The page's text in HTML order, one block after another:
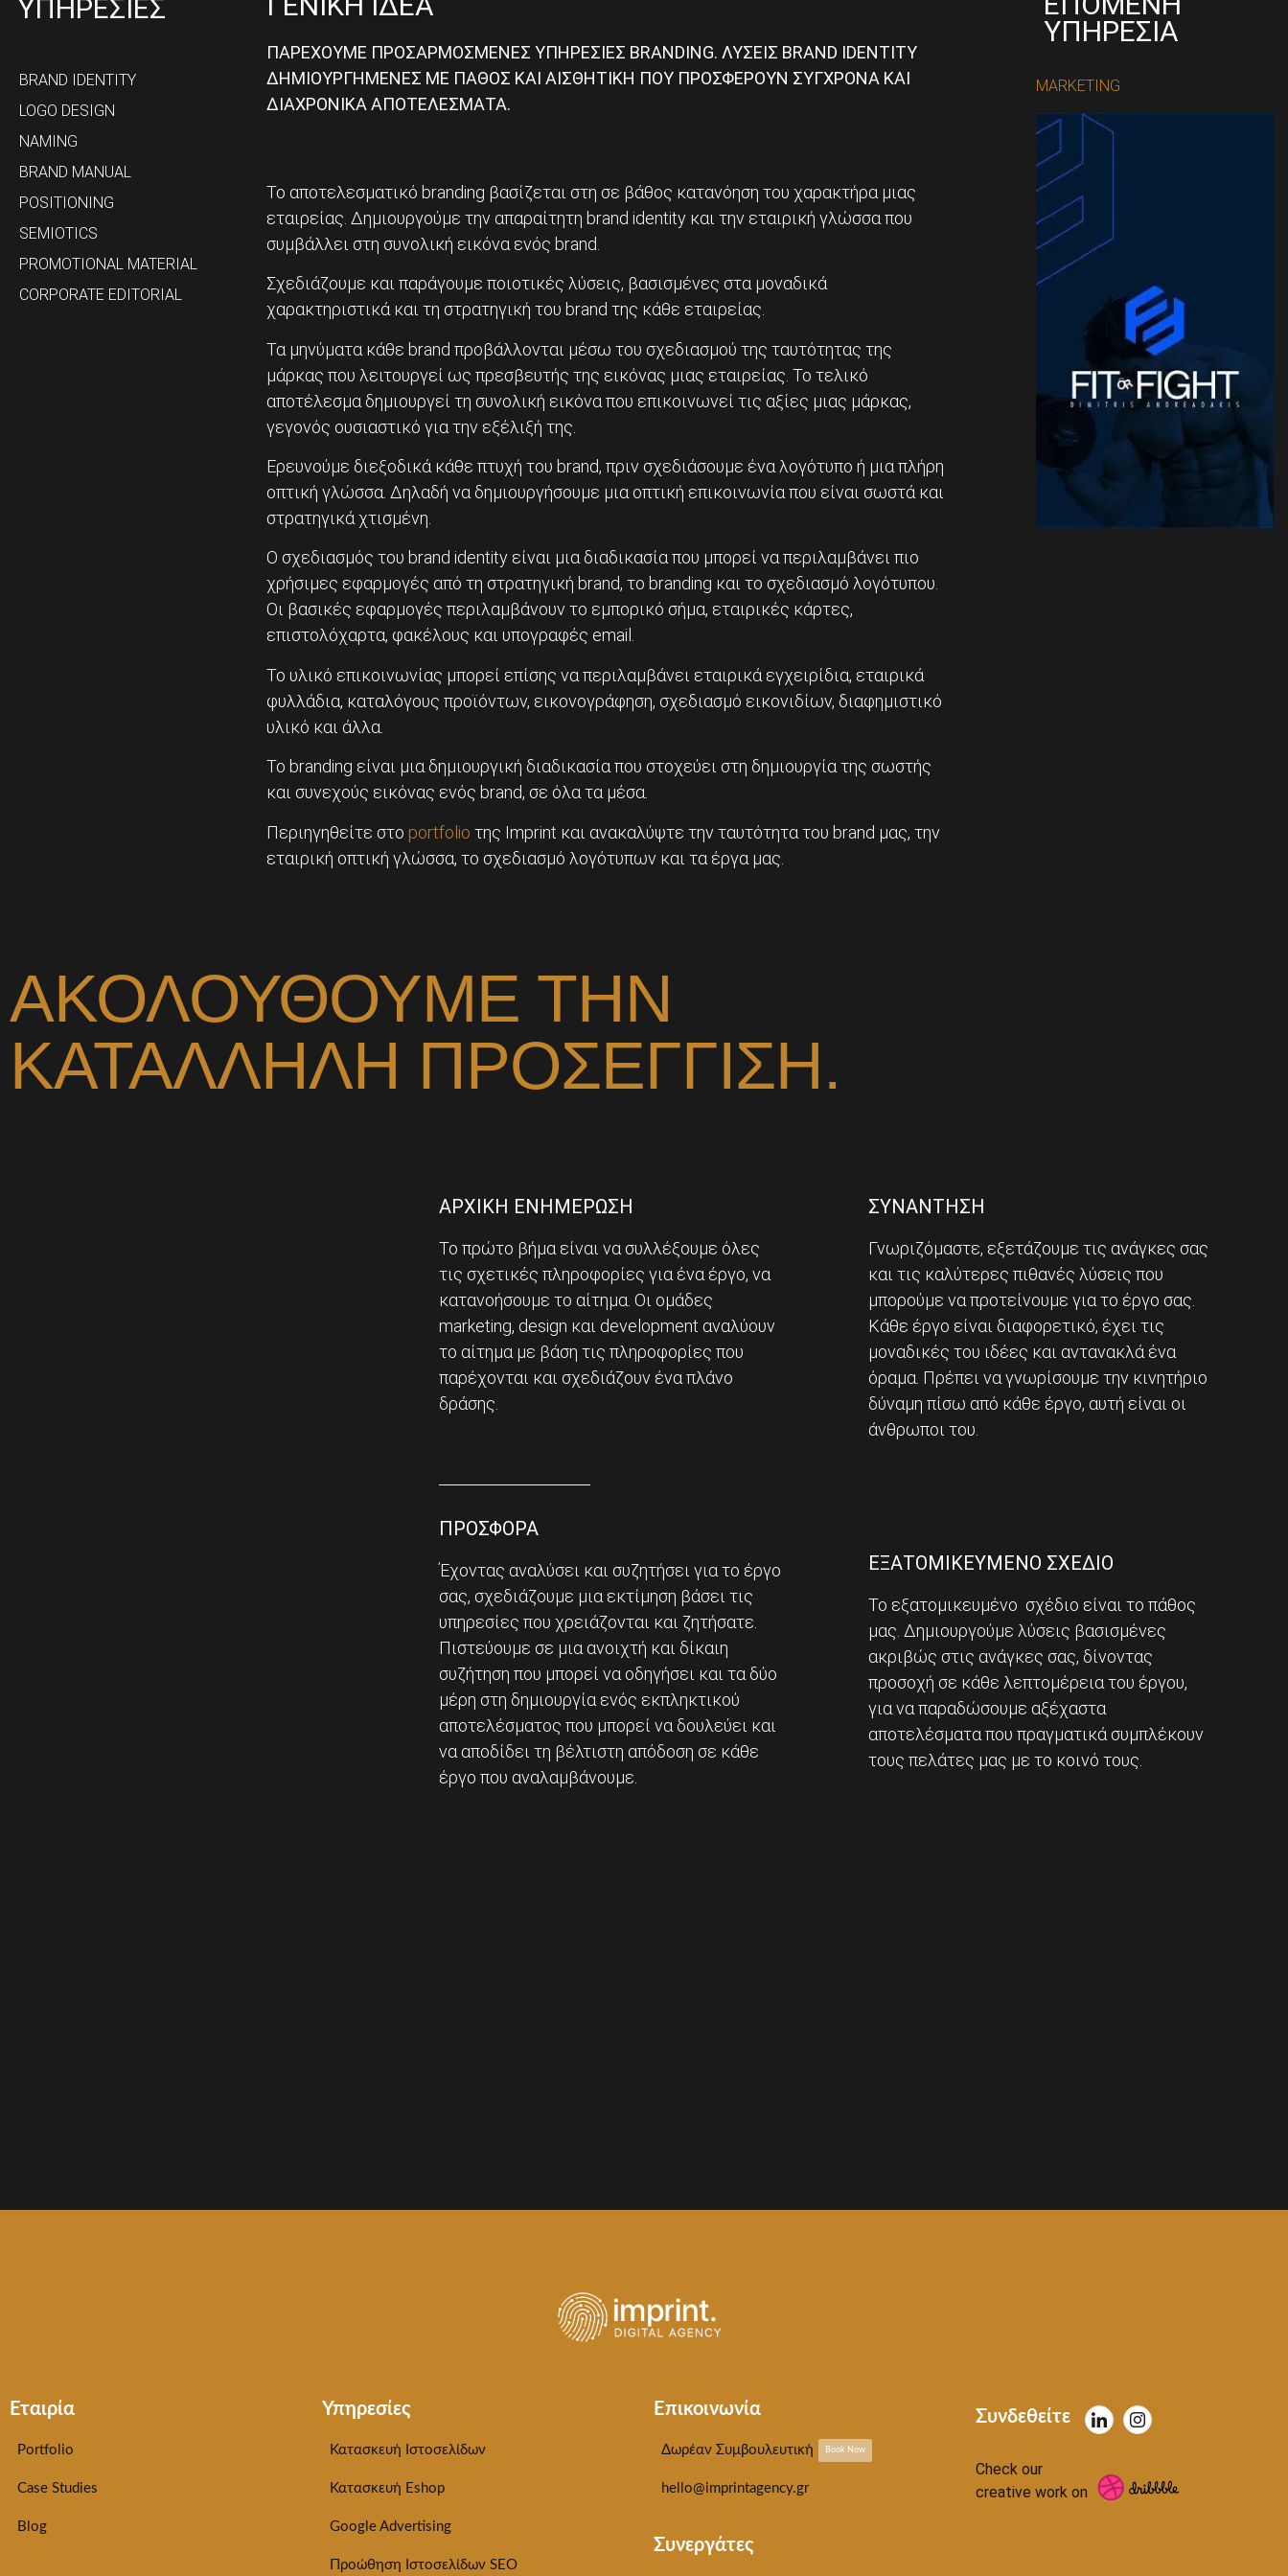
ΥΠΗΡΕΣΙΕΣ
BRAND IDENTITY
LOGO DESIGN
NAMING
BRAND MANUAL
POSITIONING
SEMIOTICS
PROMOTIONAL MATERIAL
CORPORATE EDITORIAL
ΠΑΡΕΧΟΥΜΕ ΠΡΟΣΑΡΜΟΣΜΕΝΕΣ ΥΠΗΡΕΣΙΕΣ BRANDING. ΛΥΣΕΙΣ BRAND IDENTITY
ΔΗΜΙΟΥΡΓΗΜΕΝΕΣ ΜΕ ΠΑΘΟΣ ΚΑΙ ΑΙΣΘΗΤΙΚΗ ΠΟΥ ΠΡΟΣΦΕΡΟΥΝ ΣΥΓΧΡΟΝΑ ΚΑΙ
ΔΙΑΧΡΟΝΙΚΑ ΑΠΟΤΕΛΕΣΜΑΤΑ.
Το αποτελεσματικό branding βασίζεται στη σε βάθος κατανόηση του χαρακτήρα μιας
εταιρείας. Δημιουργούμε την απαραίτητη brand identity και την εταιρική γλώσσα που
συμβάλλει στη συνολική εικόνα ενός brand.
Σχεδιάζουμε και παράγουμε ποιοτικές λύσεις, βασισμένες στα μοναδικά
χαρακτηριστικά και τη στρατηγική του brand της κάθε εταιρείας.
Τα μηνύματα κάθε brand προβάλλονται μέσω του σχεδιασμού της ταυτότητας της
μάρκας που λειτουργεί ως πρεσβευτής της εικόνας μιας εταιρείας. Το τελικό
αποτέλεσμα δημιουργεί τη συνολική εικόνα που επικοινωνεί τις αξίες μιας μάρκας,
γεγονός ουσιαστικό για την εξέλιξή της.
Ερευνούμε διεξοδικά κάθε πτυχή του brand, πριν σχεδιάσουμε ένα λογότυπο ή μια πλήρη
οπτική γλώσσα. Δηλαδή να δημιουργήσουμε μια οπτική επικοινωνία που είναι σωστά και
στρατηγικά χτισμένη.
Ο σχεδιασμός του brand identity είναι μια διαδικασία που μπορεί να περιλαμβάνει πιο
χρήσιμες εφαρμογές από τη στρατηγική brand, το branding και το σχεδιασμό λογότυπου.
Οι βασικές εφαρμογές περιλαμβάνουν το εμπορικό σήμα, εταιρικές κάρτες,
επιστολόχαρτα, φακέλους και υπογραφές email.
Το υλικό επικοινωνίας μπορεί επίσης να περιλαμβάνει εταιρικά εγχειρίδια, εταιρικά
φυλλάδια, καταλόγους προϊόντων, εικονογράφηση, σχεδιασμό εικονιδίων, διαφημιστικό
υλικό και άλλα.
Το branding είναι μια δημιουργική διαδικασία που στοχεύει στη δημιουργία της σωστής
και συνεχούς εικόνας ενός brand, σε όλα τα μέσα.
Περιηγηθείτε στο portfolio της Imprint και ανακαλύψτε την ταυτότητα του brand μας, την
εταιρική οπτική γλώσσα, το σχεδιασμό λογότυπων και τα έργα μας.
ΥΠΗΡΕΣΙΑ
MARKETING
ΑΚΟΛΟΥΘΟΥΜΕ ΤΗΝ
ΚΑΤΑΛΛΗΛΗ ΠΡΟΣΕΓΓΙΣΗ.
ΑΡΧΙΚΗ ΕΝΗΜΕΡΩΣΗ
Το πρώτο βήμα είναι να συλλέξουμε όλες
τις σχετικές πληροφορίες για ένα έργο, να
κατανοήσουμε το αίτημα. Οι ομάδες
marketing, design και development αναλύουν
το αίτημα με βάση τις πληροφορίες που
παρέχονται και σχεδιάζουν ένα πλάνο
δράσης.
ΠΡΟΣΦΟΡΑ
Έχοντας αναλύσει και συζητήσει για το έργο
σας, σχεδιάζουμε μια εκτίμηση βάσει τις
υπηρεσίες που χρειάζονται και ζητήσατε.
Πιστεύουμε σε μια ανοιχτή και δίκαιη
συζήτηση που μπορεί να οδηγήσει και τα δύο
μέρη στη δημιουργία ενός εκπληκτικού
αποτελέσματος που μπορεί να δουλεύει και
να αποδίδει τη βέλτιστη απόδοση σε κάθε
έργο που αναλαμβάνουμε.
ΣΥΝΑΝΤΗΣΗ
Γνωριζόμαστε, εξετάζουμε τις ανάγκες σας
και τις καλύτερες πιθανές λύσεις που
μπορούμε να προτείνουμε για το έργο σας.
Κάθε έργο είναι διαφορετικό, έχει τις
μοναδικές του ιδέες και αντανακλά ένα
όραμα. Πρέπει να γνωρίσουμε την κινητήριο
δύναμη πίσω από κάθε έργο, αυτή είναι οι
άνθρωποι του.
ΕΞΑΤΟΜΙΚΕΥΜΕΝΟ ΣΧΕΔΙΟ
Το εξατομικευμένο σχέδιο είναι το πάθος
μας. Δημιουργούμε λύσεις βασισμένες
ακριβώς στις ανάγκες σας, δίνοντας
προσοχή σε κάθε λεπτομέρεια του έργου,
για να παραδώσουμε αξέχαστα
αποτελέσματα που πραγματικά συμπλέκουν
τους πελάτες μας με το κοινό τους.
Εταιρία
Portfolio
Case Studies
Blog
Υπηρεσίες
Κατασκευή Ιστοσελίδων
Κατασκευή Eshop
Google Advertising
Προώθηση Ιστοσελίδων SEO
Επικοινωνία
Δωρέαν Συμβουλευτική Book Now
hello@imprintagency.gr
Συνεργάτες
Συνδεθείτε
Check our
creative work on